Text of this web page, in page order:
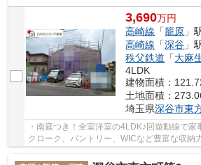
3,690万円
高崎線 「籠原 」
高崎線 「深谷 」
秩父鉄道 「大麻
4LDK
建物面積：
土地面積：
埼玉県深谷市東
・南庭つき！全室洋室の4LDK♪回遊動線で
クローク、パントリー、WICなど豊富な収納
お子様の通学も安心です♪ 「今から見たい